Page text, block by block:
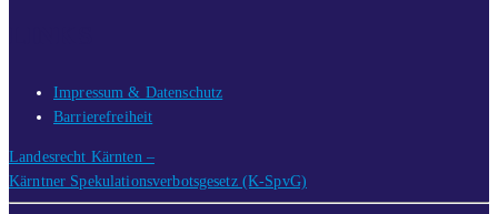
Impressum & Datenschutz
Barrierefreiheit
Landesrecht Kärnten –
Kärntner Spekulationsverbotsgesetz (K-SpvG)